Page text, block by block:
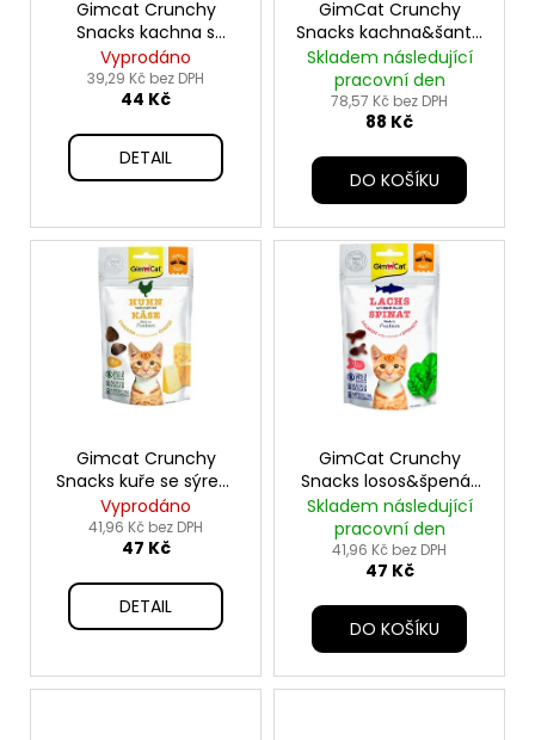
Gimcat Crunchy
Snacks kachna s
catnipem 50g
Vyprodáno
39,29 Kč bez DPH
44 Kč
DETAIL
GimCat Crunchy
Snacks kachna&šanta
kočičí 140g
Skladem následující
pracovní den
78,57 Kč bez DPH
88 Kč
DO KOŠÍKU
Gimcat Crunchy
Snacks kuře se sýrem
50g
Vyprodáno
41,96 Kč bez DPH
47 Kč
DETAIL
GimCat Crunchy
Snacks losos&špenát
50g
Skladem následující
pracovní den
41,96 Kč bez DPH
47 Kč
DO KOŠÍKU
e